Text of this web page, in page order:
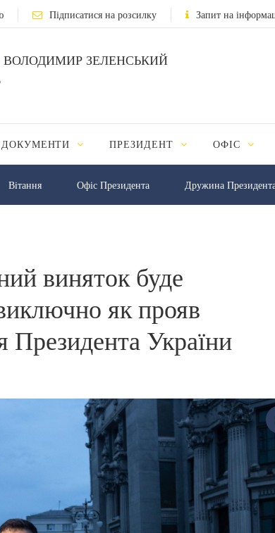
Підписатися на розсилку Запит на
ВОЛОДИМИР ЗЕЛЕНСЬКИЙ
ДОКУМЕНТИ ПРЕЗИДЕНТ ОФІС
Вiтання Офіс Президента Дружина
виняток буде
як прояв
Президента України